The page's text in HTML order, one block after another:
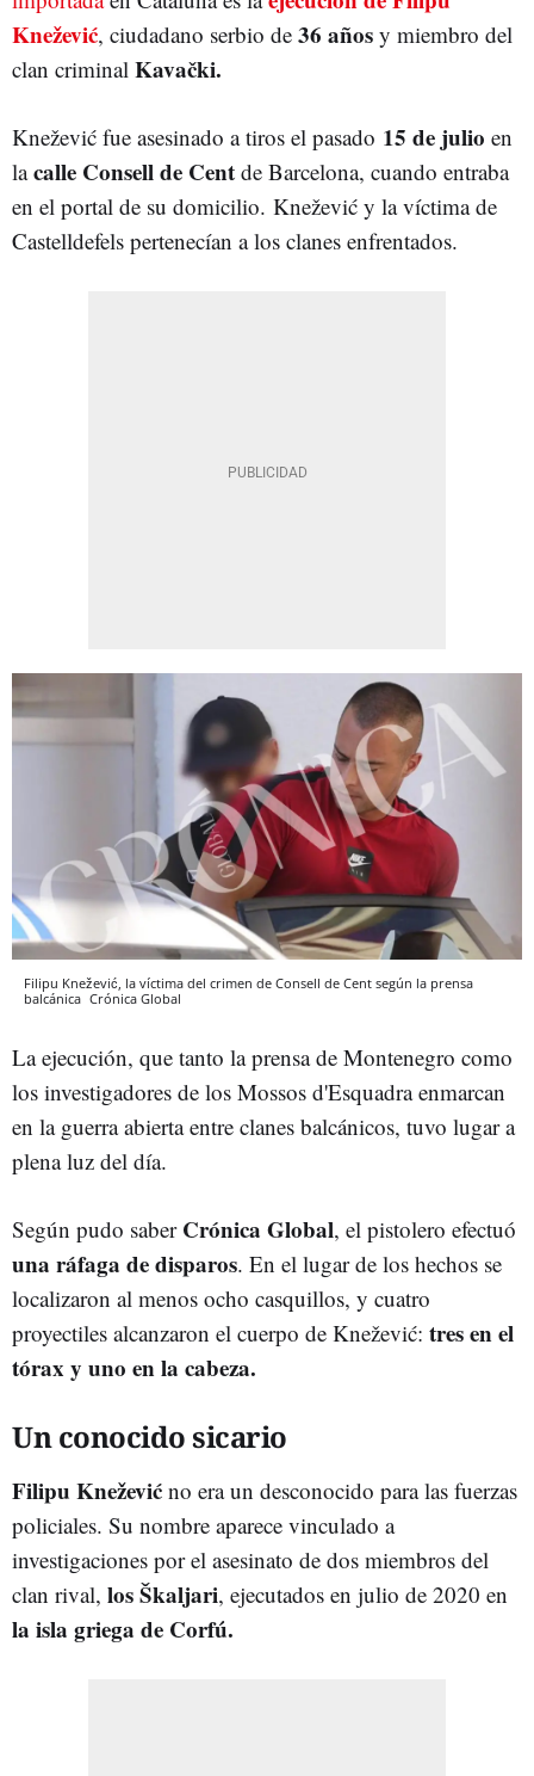
Knežević, ciudadano serbio de 36 años y miembro del
clan criminal Kavački.
Knežević fue asesinado a tiros el pasado 15 de julio en
lacalle Consell de Cent de Barcelona, cuando entraba
en el portal de su domicilio. Knežević y la víctima de
Castelldefels pertenecían a los clanes enfrentados.
Filipu Knežević, la víctima del crimen de Consell de Cent según la prensa
balcánica Crónica Global
La ejecución, que tanto la prensa de Montenegro como
los investigadores de los Mossos d'Esquadraenmarcan
en la guerra abierta entre clanes balcánicos, tuvo lugar a
plena luz del día.
Según pudo saber Crónica Global, el pistolero efectuó
una ráfaga de disparos. En el lugar de los hechos se
localizaron al menos ocho casquillos, y cuatro
proyectiles alcanzaron el cuerpo de Knežević: tres en el
tórax y uno en la cabeza.
Un conocido sicario
Filipu Knežević no era un desconocido para las fuerzas
policiales. Su nombre aparece vinculado a
investigaciones por el asesinato de dos miembros del
clan rival, losŠkaljari, ejecutados en julio de 2020 en
la isla griega de Corfú.